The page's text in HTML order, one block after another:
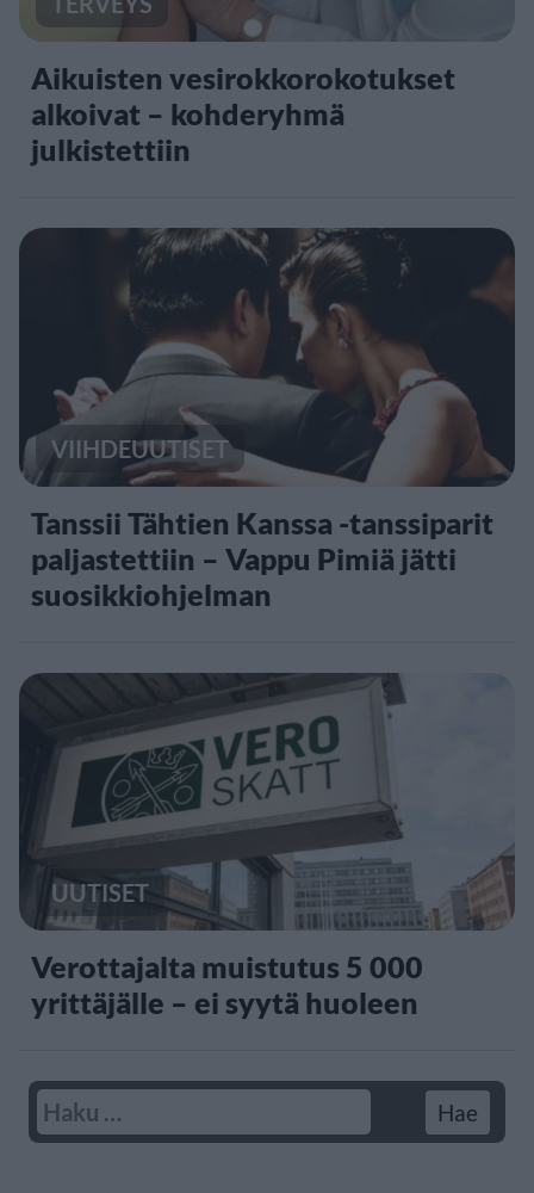
Aikuisten vesirokkorokotukset
alkoivat – kohderyhmä
julkistettiin
VIIHDEUUTISET
Tanssii Tähtien Kanssa -tanssiparit
paljastettiin – Vappu Pimiä jätti
suosikkiohjelman
UUTISET
Verottajalta muistutus 5 000
yrittäjälle – ei syytä huoleen